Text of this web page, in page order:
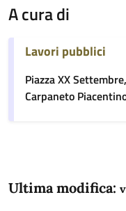
A cura di
Lavori pubblici
Piazza XX
Carpaneto
Ultima modifica: